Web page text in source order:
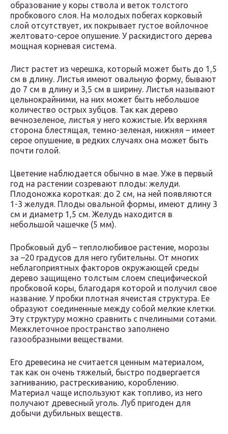
образование у коры ствола и веток толстого
пробкового слоя. На молодых побегах корковый
слой отсутствует, их покрывает густое войлочное
желтовато-серое опушение. У раскидистого дерева
мощная корневая система.
Лист растет из черешка, который может быть до 1,5
см в длину. Листья имеют овальную форму, бывают
до 7 см в длину и 3,5 см в ширину. Листья называют
цельнокрайними, на них может быть небольшое
количество острых зубцов. Так как дерево
вечнозеленое, листья у него кожистые. Их верхняя
сторона блестящая, темно-зеленая, нижняя – имеет
серое опушение, в редких случаях она может быть
почти голой.
Цветение наблюдается обычно в мае. Уже в первый
год на растении созревают плоды: желуди.
Плодоножка короткая: до 2 см, на ней появляются
1-3 желудя. Плоды овальной формы, имеют длину 3
см и диаметр 1,5 см. Желудь находится в
небольшой чашечке (5 мм).
Пробковый дуб – теплолюбивое растение, морозы
за –20 градусов для него губительны. От многих
неблагоприятных факторов окружающей среды
дерево защищено толстым слоем специфической
пробковой коры, благодаря которой и получил свое
название. У пробки плотная ячеистая структура. Ее
образуют соединенные между собой мелкие клетки.
Эту структуру можно сравнить с пчелиными сотами.
Межклеточное пространство заполнено
газообразными веществами.
Его древесина не считается ценным материалом,
так как он очень тяжелый, быстро подвергается
загниванию, растрескиванию, короблению.
Материал чаще используют как топливо, из него
получают древесный уголь. Луб пригоден для
добычи дубильных веществ.